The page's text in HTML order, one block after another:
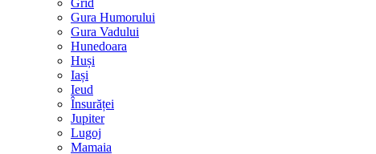
Grid
Gura Humorului
Gura Vadului
Hunedoara
Huși
Iași
Ieud
Însurăței
Jupiter
Lugoj
Mamaia